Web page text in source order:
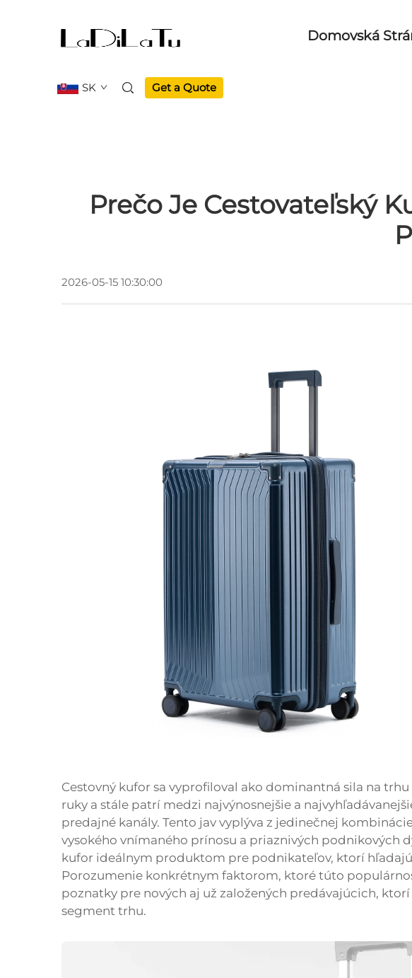
Domovská
SK Get a Quote
Prečo Je Cestovateľský
2026-05-15 10:30:00
Cestovný kufor sa vyprofiloval ako dominantná sila na
ruky a stále patrí medzi najvýnosnejšie a
predajné kanály. Tento jav vyplýva z jedinečnej
vysokého vnímaného prínosu a priaznivých podnikových
kufor ideálnym produktom pre podnikateľov, ktorí
Porozumenie konkrétnym faktorom, ktoré túto
poznatky pre nových aj už založených predávajúcich,
segment trhu.